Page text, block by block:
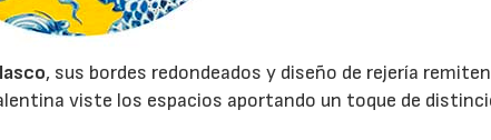
, sus bordes redondeados y diseño de rejería
viste los espacios aportando un toque de